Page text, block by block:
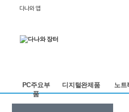
다나와 앱
PC주요부
품
디지털완제품 노트